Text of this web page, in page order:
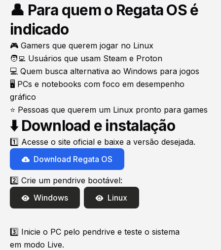
👤 Para quem o Regata OS é
indicado
🎮 Gamers que querem jogar no Linux
🧑‍💻 Usuários que usam Steam e Proton
💻 Quem busca alternativa ao Windows para jogos
🖥️ PCs e notebooks com foco em desempenho
gráfico
⭐ Pessoas que querem um Linux pronto para games
⬇️ Download e instalação
1️⃣ Acesse o site oficial e baixe a versão desejada.
Download Regata OS
2️⃣ Crie um pendrive bootável:
Windows
Linux
3️⃣ Inicie o PC pelo pendrive e teste o sistema
em modo Live.